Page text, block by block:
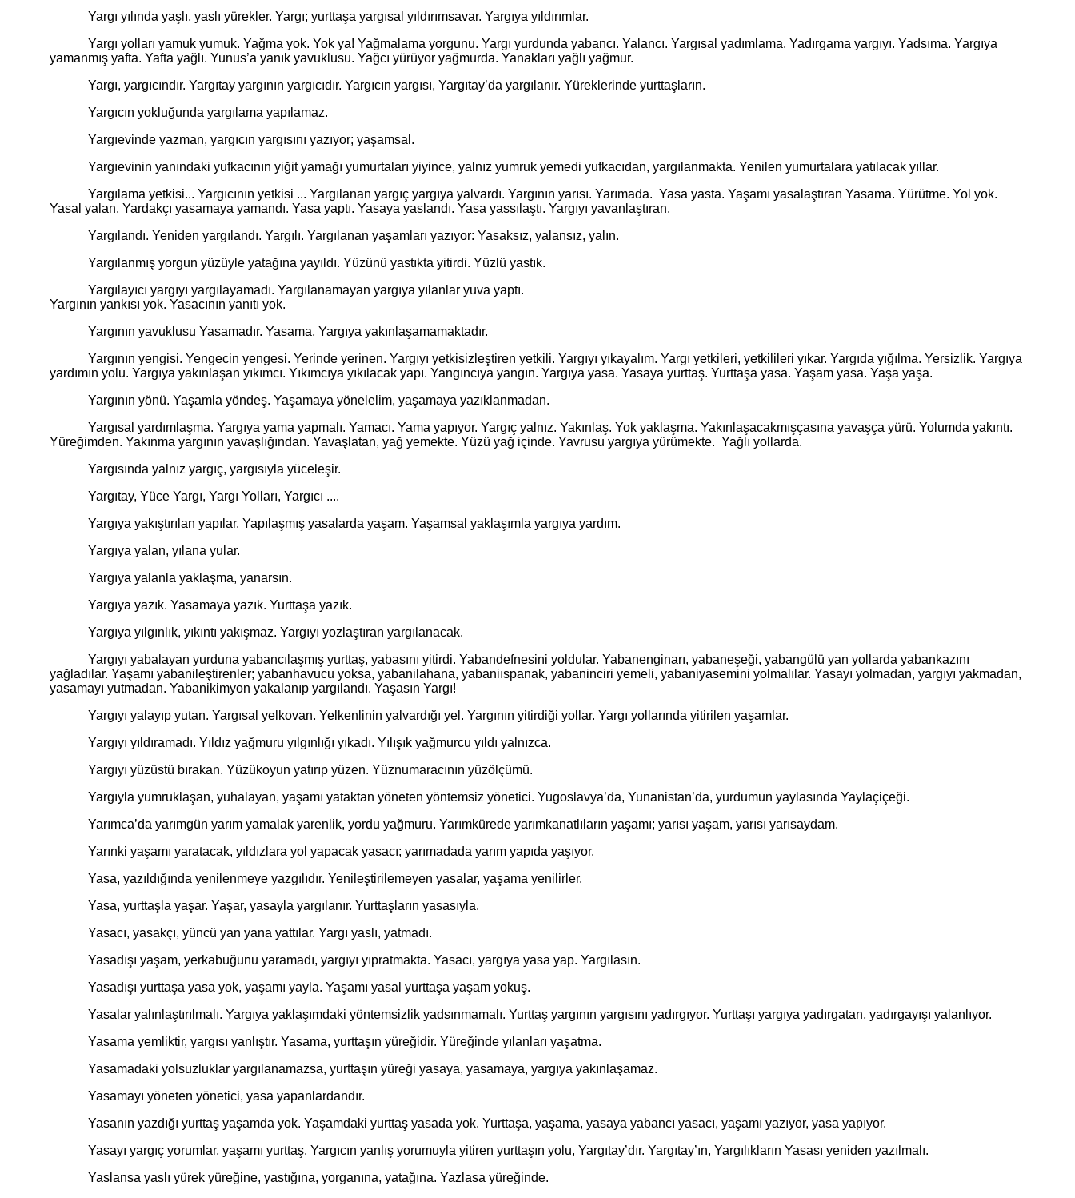
Yargı yılında yaşlı, yaslı yürekler. Yargı; yurttaşa yargısal yıldırımsavar. Yargıya yıldırımlar.
Yargı yolları yamuk yumuk. Yağma yok. Yok ya! Yağmalama yorgunu. Yargı yurdunda yabancı. Yalancı. Yargısal yadımlama. Yadırgama yargıyı. Yadsıma. Yargıya
yamanmış yafta. Yafta yağlı. Yunus’a yanık yavuklusu. Yağcı yürüyor yağmurda. Yanakları yağlı yağmur.
Yargı, yargıcındır. Yargıtay yargının yargıcıdır. Yargıcın yargısı, Yargıtay’da yargılanır. Yüreklerinde yurttaşların.
Yargıcın yokluğunda yargılama yapılamaz.
Yargıevinde yazman, yargıcın yargısını yazıyor; yaşamsal.
Yargıevinin yanındaki yufkacının yiğit yamağı yumurtaları yiyince, yalnız yumruk yemedi yufkacıdan, yargılanmakta. Yenilen yumurtalara yatılacak yıllar.
Yargılama yetkisi... Yargıcının yetkisi ... Yargılanan yargıç yargıya yalvardı. Yargının yarısı. Yarımada. Yasa yasta. Yaşamı yasalaştıran Yasama. Yürütme. Yol yok.
Yasal yalan. Yardakçı yasamaya yamandı. Yasa yaptı. Yasaya yaslandı. Yasa yassılaştı. Yargıyı yavanlaştıran.
Yargılandı. Yeniden yargılandı. Yargılı. Yargılanan yaşamları yazıyor: Yasaksız, yalansız, yalın.
Yargılanmış yorgun yüzüyle yatağına yayıldı. Yüzünü yastıkta yitirdi. Yüzlü yastık.
Yargılayıcı yargıyı yargılayamadı. Yargılanamayan yargıya yılanlar yuva yaptı.
Yargının yankısı yok. Yasacının yanıtı yok.
Yargının yavuklusu Yasamadır. Yasama, Yargıya yakınlaşamamaktadır.
Yargının yengisi. Yengecin yengesi. Yerinde yerinen. Yargıyı yetkisizleştiren yetkili. Yargıyı yıkayalım. Yargı yetkileri, yetkilileri yıkar. Yargıda yığılma. Yersizlik. Yargıya
yardımın yolu. Yargıya yakınlaşan yıkımcı. Yıkımcıya yıkılacak yapı. Yangıncıya yangın. Yargıya yasa. Yasaya yurttaş. Yurttaşa yasa. Yaşam yasa. Yaşa yaşa.
Yargının yönü. Yaşamla yöndeş. Yaşamaya yönelelim, yaşamaya yazıklanmadan.
Yargısal yardımlaşma. Yargıya yama yapmalı. Yamacı. Yama yapıyor. Yargıç yalnız. Yakınlaş. Yok yaklaşma. Yakınlaşacakmışçasına yavaşça yürü. Yolumda yakıntı.
Yüreğimden. Yakınma yargının yavaşlığından. Yavaşlatan, yağ yemekte. Yüzü yağ içinde. Yavrusu yargıya yürümekte. Yağlı yollarda.
Yargısında yalnız yargıç, yargısıyla yüceleşir.
Yargıtay, Yüce Yargı, Yargı Yolları, Yargıcı ....
Yargıya yakıştırılan yapılar. Yapılaşmış yasalarda yaşam. Yaşamsal yaklaşımla yargıya yardım.
Yargıya yalan, yılana yular.
Yargıya yalanla yaklaşma, yanarsın.
Yargıya yazık. Yasamaya yazık. Yurttaşa yazık.
Yargıya yılgınlık, yıkıntı yakışmaz. Yargıyı yozlaştıran yargılanacak.
Yargıyı yabalayan yurduna yabancılaşmış yurttaş, yabasını yitirdi. Yabandefnesini yoldular. Yabanenginarı, yabaneşeği, yabangülü yan yollarda yabankazını
yağladılar. Yaşamı yabanileştirenler; yabanhavucu yoksa, yabanilahana, yabaniıspanak, yabaninciri yemeli, yabaniyasemini yolmalılar. Yasayı yolmadan, yargıyı yakmadan,
yasamayı yutmadan. Yabanikimyon yakalanıp yargılandı. Yaşasın Yargı!
Yargıyı yalayıp yutan. Yargısal yelkovan. Yelkenlinin yalvardığı yel. Yargının yitirdiği yollar. Yargı yollarında yitirilen yaşamlar.
Yargıyı yıldıramadı. Yıldız yağmuru yılgınlığı yıkadı. Yılışık yağmurcu yıldı yalnızca.
Yargıyı yüzüstü bırakan. Yüzükoyun yatırıp yüzen. Yüznumaracının yüzölçümü.
Yargıyla yumruklaşan, yuhalayan, yaşamı yataktan yöneten yöntemsiz yönetici. Yugoslavya’da, Yunanistan’da, yurdumun yaylasında Yaylaçiçeği.
Yarımca’da yarımgün yarım yamalak yarenlik, yordu yağmuru. Yarımkürede yarımkanatlıların yaşamı; yarısı yaşam, yarısı yarısaydam.
Yarınki yaşamı yaratacak, yıldızlara yol yapacak yasacı; yarımadada yarım yapıda yaşıyor.
Yasa, yazıldığında yenilenmeye yazgılıdır. Yenileştirilemeyen yasalar, yaşama yenilirler.
Yasa, yurttaşla yaşar. Yaşar, yasayla yargılanır. Yurttaşların yasasıyla.
Yasacı, yasakçı, yüncü yan yana yattılar. Yargı yaslı, yatmadı.
Yasadışı yaşam, yerkabuğunu yaramadı, yargıyı yıpratmakta. Yasacı, yargıya yasa yap. Yargılasın.
Yasadışı yurttaşa yasa yok, yaşamı yayla. Yaşamı yasal yurttaşa yaşam yokuş.
Yasalar yalınlaştırılmalı. Yargıya yaklaşımdaki yöntemsizlik yadsınmamalı. Yurttaş yargının yargısını yadırgıyor. Yurttaşı yargıya yadırgatan, yadırgayışı yalanlıyor.
Yasama yemliktir, yargısı yanlıştır. Yasama, yurttaşın yüreğidir. Yüreğinde yılanları yaşatma.
Yasamadaki yolsuzluklar yargılanamazsa, yurttaşın yüreği yasaya, yasamaya, yargıya yakınlaşamaz.
Yasamayı yöneten yönetici, yasa yapanlardandır.
Yasanın yazdığı yurttaş yaşamda yok. Yaşamdaki yurttaş yasada yok. Yurttaşa, yaşama, yasaya yabancı yasacı, yaşamı yazıyor, yasa yapıyor.
Yasayı yargıç yorumlar, yaşamı yurttaş. Yargıcın yanlış yorumuyla yitiren yurttaşın yolu, Yargıtay’dır. Yargıtay’ın, Yargılıkların Yasası yeniden yazılmalı.
Yaslansa yaslı yürek yüreğine, yastığına, yorganına, yatağına. Yazlasa yüreğinde.